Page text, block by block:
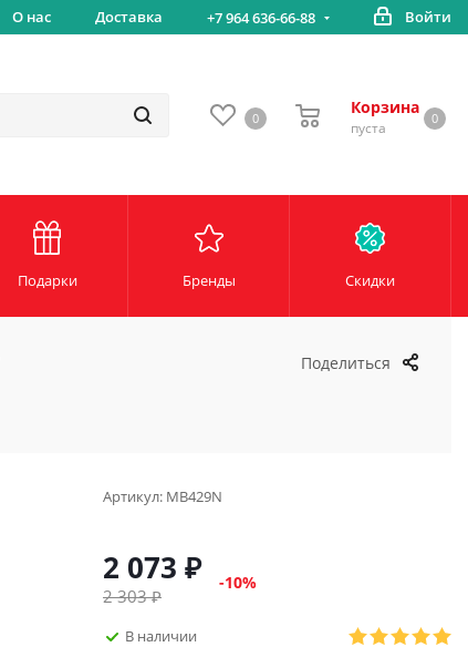
О нас Доставка +7 964 636-66-88 Войти
0
Корзина
пуста
0
Подарки Бренды Скидки
Поделиться
Артикул: MB429N
2 073 ₽
2 303₽
-10%
В наличии